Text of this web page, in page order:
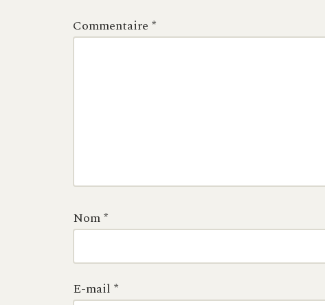
Commentaire *
Nom*
E-mail *